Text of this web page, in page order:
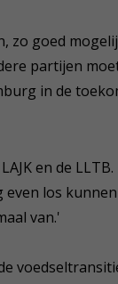
zo goed
partijen
in de
en de
los
van.'